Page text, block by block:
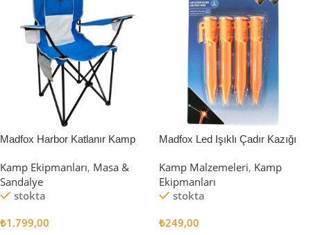
Madfox Harbor Katlanır Kamp
Kamp Ekipmanları, Masa &
Sandalye
stokta
₺1.799,00
Madfox Led Işıklı Çadır Kazığı
Kamp Malzemeleri, Kamp
Ekipmanları
stokta
₺249,00